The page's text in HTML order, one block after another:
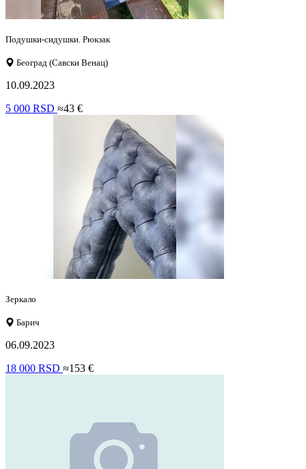
Подушки-сидушки. Рюкзак
Београд (Савски Венац)
10.09.2023
5 000 RSD ≈43 €
Зеркало
Барич
06.09.2023
18 000 RSD ≈153 €